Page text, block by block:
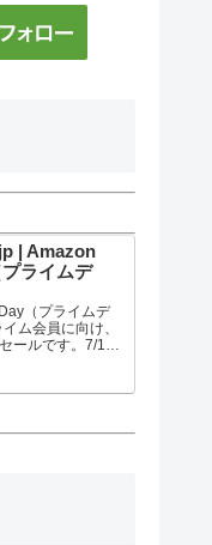
| Amazon
ライムデ
（プライムデ
ム会員に向け、
ールです。7/10
商品が96時間に